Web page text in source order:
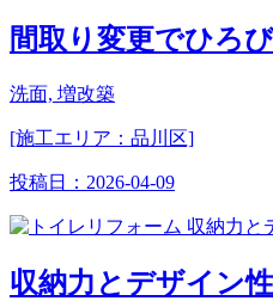
間取り変更でひろ
洗面, 増改築
[施工エリア：品川区]
投稿日： 2026-04-09
収納力とデザイン